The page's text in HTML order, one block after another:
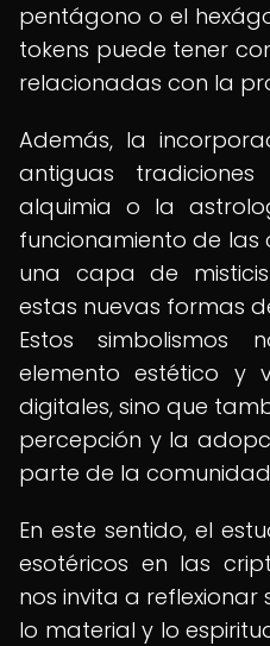
pentágono o el
tokens puede tener
relacionadas con la
Además, la
antiguas
alquimia o la
funcionamiento de
una capa de
estas nuevas formas
Estos
elemento estético y
digitales, sino que
percepción y la
parte de la
En este sentido, el
esotéricos en las
nos invita a reflexionar
lo material y lo